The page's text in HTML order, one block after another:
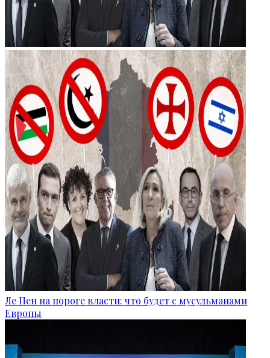
Ле Пен на пороге власти: что будет с мусульманами
Европы